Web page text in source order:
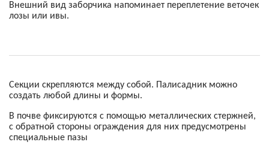
Внешний вид заборчика напоминает переплетение веточек
лозы или ивы.
Секции скрепляются между собой. Палисадник можно
создать любой длины и формы.
В почве фиксируются с помощью металлических стержней,
с обратной стороны ограждения для них предусмотрены
специальные пазы